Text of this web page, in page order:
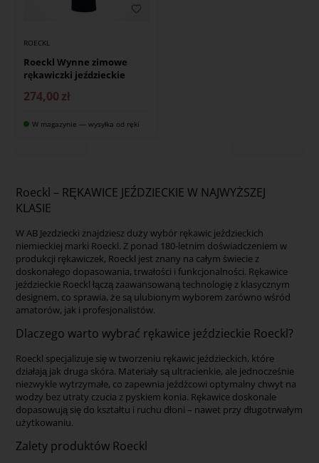
ROECKL
Roeckl Wynne zimowe
rękawiczki jeździeckie
274,00 zł
W magazynie — wysyłka od ręki
Roeckl – RĘKAWICE JEŹDZIECKIE W NAJWYŻSZEJ
KLASIE
W AB Jezdziecki znajdziesz duży wybór rękawic jeździeckich
niemieckiej marki Roeckl. Z ponad 180-letnim doświadczeniem w
produkcji rękawiczek, Roeckl jest znany na całym świecie z
doskonałego dopasowania, trwałości i funkcjonalności. Rękawice
jeździeckie Roeckl łączą zaawansowaną technologię z klasycznym
designem, co sprawia, że są ulubionym wyborem zarówno wśród
amatorów, jak i profesjonalistów.
Dlaczego warto wybrać rękawice jeździeckie Roeckl?
Roeckl specjalizuje się w tworzeniu rękawic jeździeckich, które
działają jak druga skóra. Materiały są ultracienkie, ale jednocześnie
niezwykle wytrzymałe, co zapewnia jeźdźcowi optymalny chwyt na
wodzy bez utraty czucia z pyskiem konia. Rękawice doskonale
dopasowują się do kształtu i ruchu dłoni – nawet przy długotrwałym
użytkowaniu.
Zalety produktów Roeckl